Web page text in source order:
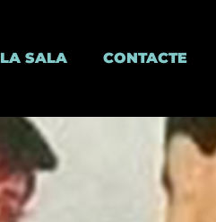
LA SALA CONTACTE